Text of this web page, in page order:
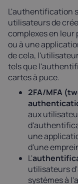
L'authentification
utilisateurs de
complexes en
ou à une
de cela,
tels que
cartes à puce.
2FA/MFA
aux
une
d'une
L'
utilisateurs
systèmes à